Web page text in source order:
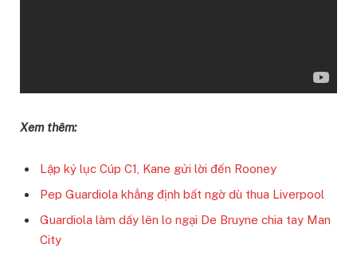
Xem thêm:
Lập kỷ lục Cúp C1, Kane gửi lời đến Rooney
Pep Guardiola khẳng định bất ngờ dù thua Liverpool
Guardiola làm dấy lên lo ngại De Bruyne chia tay Man
City